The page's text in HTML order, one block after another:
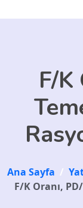
F/K
Ana Sayfa /
F/K Oranı,